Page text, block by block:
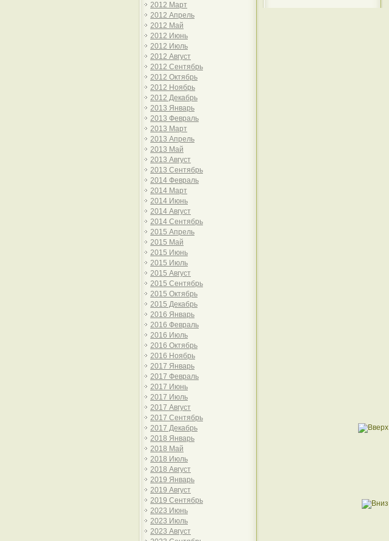
2012 Март
2012 Апрель
2012 Май
2012 Июнь
2012 Июль
2012 Август
2012 Сентябрь
2012 Октябрь
2012 Ноябрь
2012 Декабрь
2013 Январь
2013 Февраль
2013 Март
2013 Апрель
2013 Май
2013 Август
2013 Сентябрь
2014 Февраль
2014 Март
2014 Июнь
2014 Август
2014 Сентябрь
2015 Апрель
2015 Май
2015 Июнь
2015 Июль
2015 Август
2015 Сентябрь
2015 Октябрь
2015 Декабрь
2016 Январь
2016 Февраль
2016 Июль
2016 Октябрь
2016 Ноябрь
2017 Январь
2017 Февраль
2017 Июнь
2017 Июль
2017 Август
2017 Сентябрь
2017 Декабрь
2018 Январь
2018 Май
2018 Июль
2018 Август
2019 Январь
2019 Август
2019 Сентябрь
2023 Июнь
2023 Июль
2023 Август